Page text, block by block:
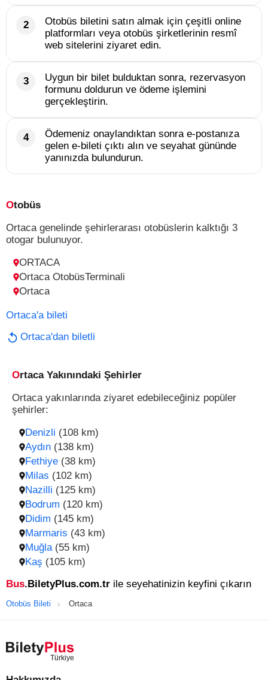
Otobüs biletini satın almak için çeşitli online
platformları veya otobüs şirketlerinin resmî
web sitelerini ziyaret edin.
Uygun bir bilet bulduktan sonra, rezervasyon
formunu doldurun ve ödeme işlemini
gerçekleştirin.
Ödemeniz onaylandıktan sonra e-postanıza
gelen e-bileti çıktı alın ve seyahat gününde
yanınızda bulundurun.
Otobüs
Ortaca genelinde şehirlerarası otobüslerin kalktığı 3
otogar bulunuyor.
ORTACA
Ortaca
Ortaca OtobüsTerminali
Ortaca'a bileti
Ortaca'dan biletli
Ortaca Yakınındaki Şehirler
Ortaca yakınlarında ziyaret edebileceğiniz popüler
şehirler:
Denizli (108 km)
Bodrum (120 km)
Aydın (138 km)
Didim (145 km)
Fethiye (38 km)
Marmaris (43 km)
Milas (102 km)
Muğla(55 km)
Nazilli (125 km)
Kaş (105 km)
Bus.BiletyPlus.com.tr ile seyehatinizin keyfini çıkarın
Otobüs Bileti Ortaca